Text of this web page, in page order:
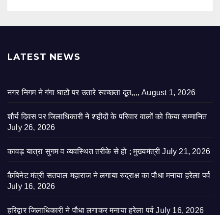
LATEST NEWS
नगर निगम ने गंगा घाटों पर उतारे स्वच्छता दूत,,,, August 1, 2026
शौर्य दिवस पर जिलाधिकारी ने शहीदों के परिवार वालों को किया सम्मानित
July 26, 2026
कावड़ यात्रा सुगम व व्यवस्थित तरीके से हो ; मुख्यमंत्री July 21, 2026
कैबिनेट मंत्री सतपाल महाराज ने लगाया रुद्राक्ष का पौधा मनाया हरेला पर्व
July 16, 2026
हरिद्वार जिलाधिकारी ने पौधा लगाकर मनाया हरेला पर्व July 16, 2026